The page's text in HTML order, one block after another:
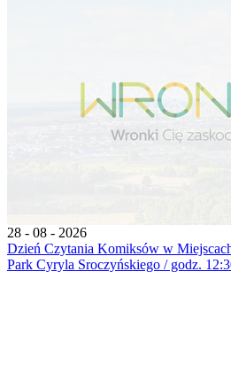
28 - 08 - 2026
Dzień Czytania Komiksów w
Park Cyryla Sroczyńskiego / godz.